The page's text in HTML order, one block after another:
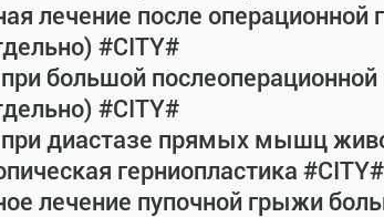
лечение после
#CITY#
большой
#CITY#
диастазе прямых мышц
герниопластика #CITY#
лечение пупочной грыжи